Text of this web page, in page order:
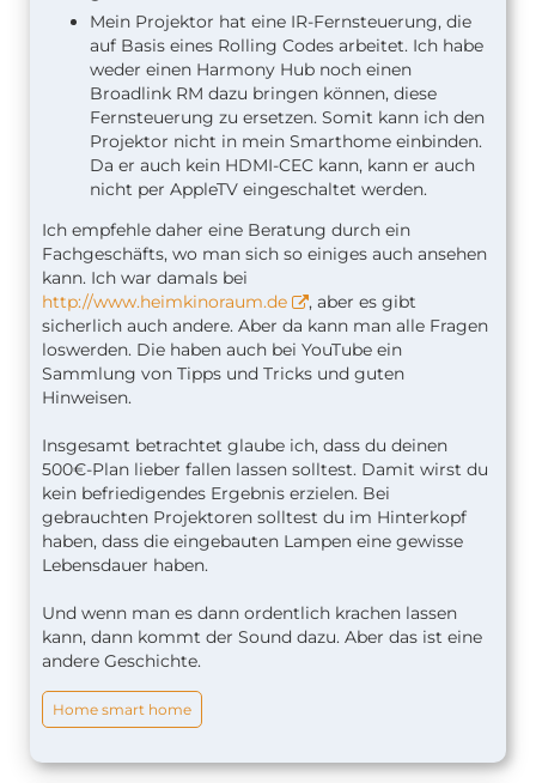
Mein Projektor hat eine IR-Fernsteuerung, die
auf Basis eines Rolling Codes arbeitet. Ich habe
weder einen Harmony Hub noch einen
Broadlink RM dazu bringen können, diese
Fernsteuerung zu ersetzen. Somit kann ich den
Projektor nicht in mein Smarthome einbinden.
Da er auch kein HDMI-CEC kann, kann er auch
nicht per AppleTV eingeschaltet werden.
Ich empfehle daher eine Beratung durch ein
Fachgeschäfts, wo man sich so einiges auch ansehen
kann. Ich war damals bei
http://www.heimkinoraum.de
, aber es gibt
sicherlich auch andere. Aber da kann man alle Fragen
loswerden. Die haben auch bei YouTube ein
Sammlung von Tipps und Tricks und guten
Hinweisen.
Insgesamt betrachtet glaube ich, dass du deinen
500€-Plan lieber fallen lassen solltest. Damit wirst du
kein befriedigendes Ergebnis erzielen. Bei
gebrauchten Projektoren solltest du im Hinterkopf
haben, dass die eingebauten Lampen eine gewisse
Lebensdauer haben.
Und wenn man es dann ordentlich krachen lassen
kann, dann kommt der Sound dazu. Aber das ist eine
andere Geschichte.
Home smart home